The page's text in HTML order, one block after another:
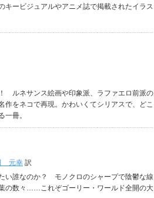
キービジュアルやアニメ誌で掲載されたイラス
ルネサンス絵画や印象派、ラファエロ前派の
作をネコで再現。かわいくてシリアスで、どこ
一冊。
元幸 訳
い誰なのか？ モノクロのシャープで陰鬱な線
の数々……これぞゴーリー・ワールド全開の大